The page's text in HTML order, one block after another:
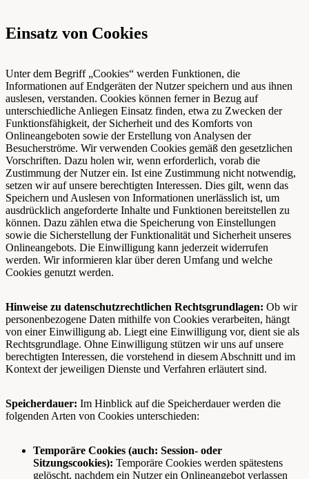
Einsatz von Cookies
Unter dem Begriff „Cookies“ werden Funktionen, die
Informationen auf Endgeräten der Nutzer speichern und aus ihnen
auslesen, verstanden. Cookies können ferner in Bezug auf
unterschiedliche Anliegen Einsatz finden, etwa zu Zwecken der
Funktionsfähigkeit, der Sicherheit und des Komforts von
Onlineangeboten sowie der Erstellung von Analysen der
Besucherströme. Wir verwenden Cookies gemäß den gesetzlichen
Vorschriften. Dazu holen wir, wenn erforderlich, vorab die
Zustimmung der Nutzer ein. Ist eine Zustimmung nicht notwendig,
setzen wir auf unsere berechtigten Interessen. Dies gilt, wenn das
Speichern und Auslesen von Informationen unerlässlich ist, um
ausdrücklich angeforderte Inhalte und Funktionen bereitstellen zu
können. Dazu zählen etwa die Speicherung von Einstellungen
sowie die Sicherstellung der Funktionalität und Sicherheit unseres
Onlineangebots. Die Einwilligung kann jederzeit widerrufen
werden. Wir informieren klar über deren Umfang und welche
Cookies genutzt werden.
Hinweise zu datenschutzrechtlichen Rechtsgrundlagen: Ob wir
personenbezogene Daten mithilfe von Cookies verarbeiten, hängt
von einer Einwilligung ab. Liegt eine Einwilligung vor, dient sie als
Rechtsgrundlage. Ohne Einwilligung stützen wir uns auf unsere
berechtigten Interessen, die vorstehend in diesem Abschnitt und im
Kontext der jeweiligen Dienste und Verfahren erläutert sind.
Speicherdauer: Im Hinblick auf die Speicherdauer werden die
folgenden Arten von Cookies unterschieden:
Temporäre Cookies (auch: Session- oder
Sitzungscookies): Temporäre Cookies werden spätestens
gelöscht, nachdem ein Nutzer ein Onlineangebot verlassen